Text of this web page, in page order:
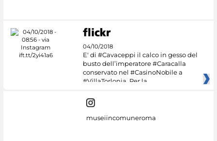
04/10/2018
E' di #Cavaceppi il calco in gesso del
busto dell’imperatore #Caracalla
conservato nel #CasinoNobile a
#VillaTorlonia. Per la
museiincomuneroma